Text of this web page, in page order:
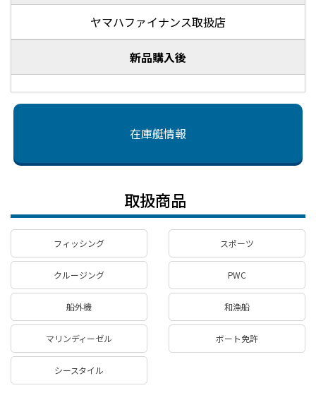
ヤマハファイナンス取扱店
新品購入後
在庫艇情報
取扱商品
フィッシング スポーツ
クルージング PWC
船外機 和漁船
マリンディーゼル ボート免許
シースタイル